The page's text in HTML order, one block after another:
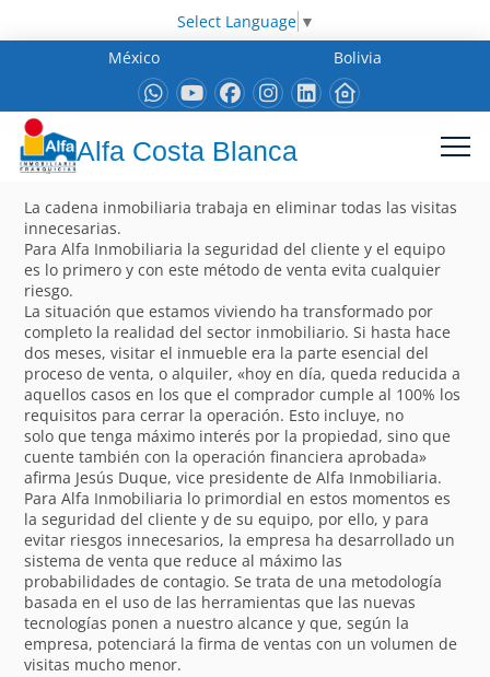
Select Language ▼
México
Bolivia
Alfa Costa Blanca
La cadena inmobiliaria trabaja en eliminar todas las visitas
innecesarias.
Para Alfa Inmobiliaria la seguridad del cliente y el equipo
es lo primero y con este método de venta evita cualquier
riesgo.
La situación que estamos viviendo ha transformado por
completo la realidad del sector inmobiliario. Si hasta hace
dos meses, visitar el inmueble era la parte esencial del
proceso de venta, o alquiler, «hoy en día, queda reducida a
aquellos casos en los que el comprador cumple al 100% los
requisitos para cerrar la operación. Esto incluye, no
solo que tenga máximo interés por la propiedad, sino que
cuente también con la operación financiera aprobada»
afirma Jesús Duque, vice presidente de Alfa Inmobiliaria.
Para Alfa Inmobiliaria lo primordial en estos momentos es
la seguridad del cliente y de su equipo, por ello, y para
evitar riesgos innecesarios, la empresa ha desarrollado un
sistema de venta que reduce al máximo las
probabilidades de contagio. Se trata de una metodología
basada en el uso de las herramientas que las nuevas
tecnologías ponen a nuestro alcance y que, según la
empresa, potenciará la firma de ventas con un volumen de
visitas mucho menor.